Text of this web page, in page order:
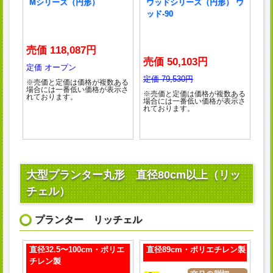
Mシリーズ（円形）
売価 118,087円
定価 オープン
※売価と定価は価格が複数ある
場合には一番低い価格が表示さ
れております。
ウッドシリーズ（円形） ウ
ッド-90
売価 50,103円
定価 79,530円
※売価と定価は価格が複数ある
場合には一番低い価格が表示さ
れております。
大型プランター丸形 直径80cm以上（リッ
チェル）
プランター リッチェル
直径32.5〜100cm・ポリエ
チレン製
直径89cm・ポリエチレン製